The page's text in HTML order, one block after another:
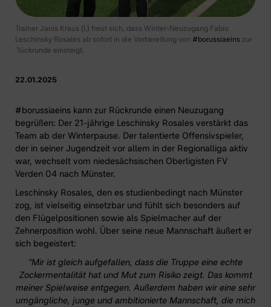
Trainer Janis Kraus (l.) freut sich, dass Winter-Neuzugang Fabio
Leschinsky Rosales ab sofort in die Vorbereitung von #borussiaeins zur
Rückrunde einsteigt.
22.01.2025
#borussiaeins kann zur Rückrunde einen Neuzugang
begrüßen: Der 21-jährige Leschinsky Rosales verstärkt das
Team ab der Winterpause. Der talentierte Offensivspieler,
der in seiner Jugendzeit vor allem in der Regionalliga aktiv
war, wechselt vom niedesächsischen Oberligisten FV
Verden 04 nach Münster.
Leschinsky Rosales, den es studienbedingt nach Münster
zog, ist vielseitig einsetzbar und fühlt sich besonders auf
den Flügelpositionen sowie als Spielmacher auf der
Zehnerposition wohl. Über seine neue Mannschaft äußert er
sich begeistert:
"Mir ist gleich aufgefallen, dass die Truppe eine echte
Zockermentalität hat und Mut zum Risiko zeigt. Das kommt
meiner Spielweise entgegen. Außerdem haben wir eine sehr
umgängliche, junge und ambitionierte Mannschaft, die mich